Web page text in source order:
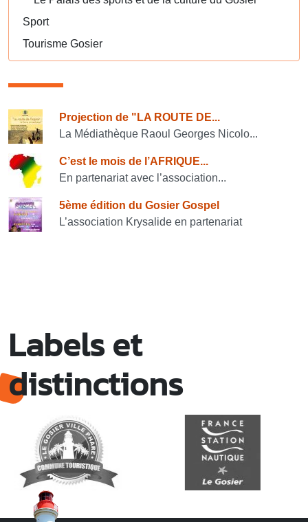
Sport
Tourisme Gosier
Consulter également
Projection de "LA ROUTE DE...
La Médiathèque Raoul Georges Nicolo...
C’est le mois de l’AFRIQUE...
En partenariat avec l’association...
5ème édition du Gosier Gospel
L’association Krysalide en partenariat
Labels et
distinctions